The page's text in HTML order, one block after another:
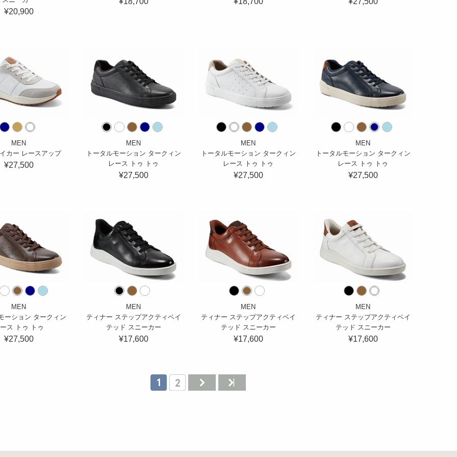
¥20,900
MEN
カー レースアップ
¥27,500
MEN
トータルモーション タークィン
レース トゥ トゥ
¥27,500
MEN
トータルモーション タークィン
レース トゥ トゥ
¥27,500
MEN
トータルモーション タークィン
レース トゥ トゥ
¥27,500
MEN
ーション タークィン
ス トゥ トゥ
¥27,500
MEN
ティナー ステップアクティベイ
テッド スニーカー
¥17,600
MEN
ティナー ステップアクティベイ
テッド スニーカー
¥17,600
MEN
ティナー ステップアクティベイ
テッド スニーカー
¥17,600